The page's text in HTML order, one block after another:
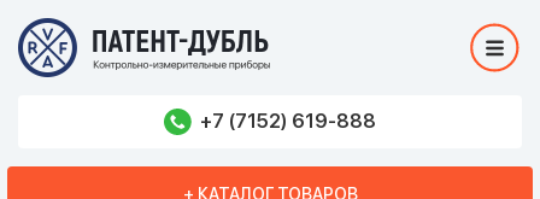
+7 (7152) 619-888
+ КАТАЛОГ ТОВАРОВ